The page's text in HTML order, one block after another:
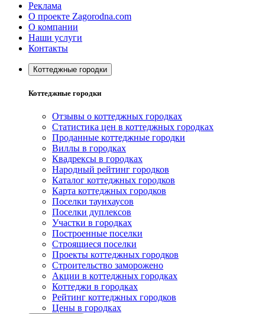
Реклама
О проекте Zagorodna.com
О компании
Наши услуги
Контакты
Коттеджные городки
Коттеджные городки
Отзывы о коттеджных городках
Статистика цен в коттеджных городках
Проданные коттеджные городки
Виллы в городках
Квадрексы в городках
Народный рейтинг городков
Каталог коттеджных городков
Карта коттеджных городков
Поселки таунхаусов
Поселки дуплексов
Участки в городках
Построенные поселки
Строящиеся поселки
Проекты коттеджных городков
Строительство заморожено
Акции в коттеджных городках
Коттеджи в городках
Рейтинг коттеджных городков
Цены в городках